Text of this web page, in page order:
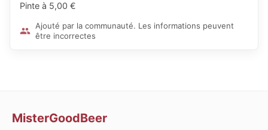
Pinte à 5,00 €
Ajouté par la communauté. Les informations peuvent
être incorrectes
MisterGoodBeer